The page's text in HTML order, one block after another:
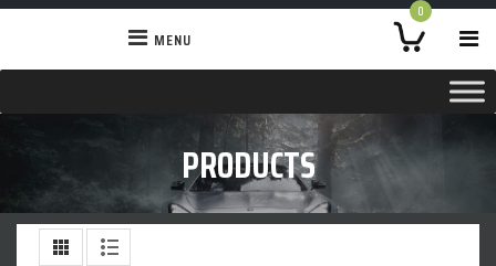
0
MENU
PRODUCTS